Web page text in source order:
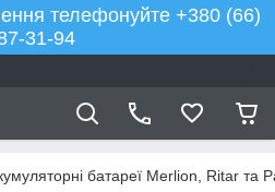
телефонуйте +380 (66)
31-94
батареї Merlion, Ritar та